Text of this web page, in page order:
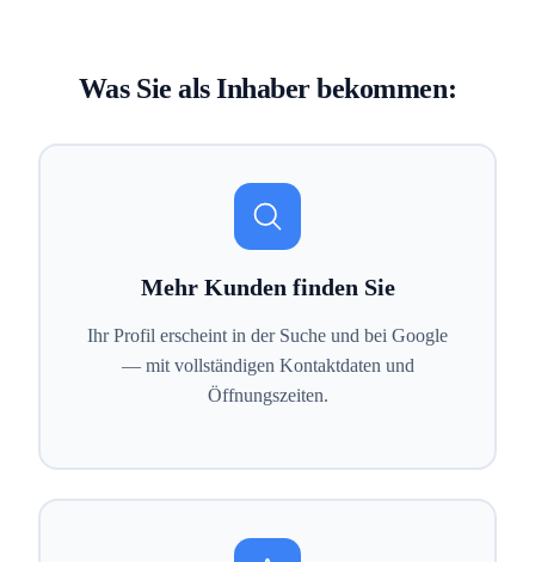
Was Sie als Inhaber bekommen:
Mehr Kunden finden Sie
Ihr Profil erscheint in der Suche und bei Google
— mit vollständigen Kontaktdaten und
Öffnungszeiten.